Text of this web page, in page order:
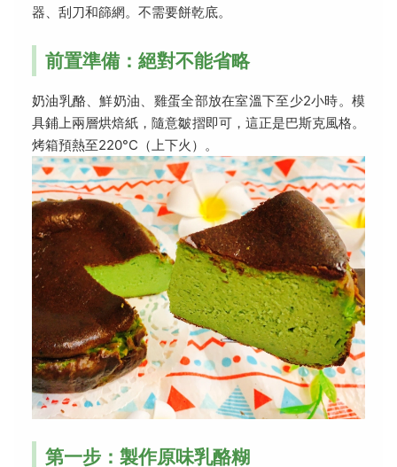
器、刮刀和篩網。不需要餅乾底。
前置準備：絕對不能省略
奶油乳酪、鮮奶油、雞蛋全部放在室溫下至少2小時。模
具鋪上兩層烘焙紙，隨意皺摺即可，這正是巴斯克風格。
烤箱預熱至220°C（上下火）。
第一步：製作原味乳酪糊